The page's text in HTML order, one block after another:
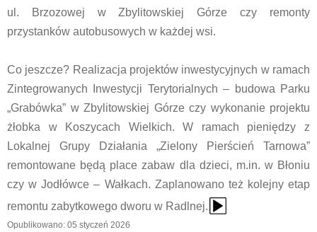
ul. Brzozowej w Zbylitowskiej Górze czy remonty
przystanków autobusowych w każdej wsi.
Co jeszcze? Realizacja projektów inwestycyjnych w ramach
Zintegrowanych Inwestycji Terytorialnych – budowa Parku
„Grabówka” w Zbylitowskiej Górze czy wykonanie projektu
żłobka w Koszycach Wielkich. W ramach pieniędzy z
Lokalnej Grupy Działania „Zielony Pierścień Tarnowa”
remontowane będą place zabaw dla dzieci, m.in. w Błoniu
czy w Jodłówce – Wałkach. Zaplanowano też kolejny etap
remontu zabytkowego dworu w Radlnej.
{Play}
Opublikowano: 05 styczeń 2026